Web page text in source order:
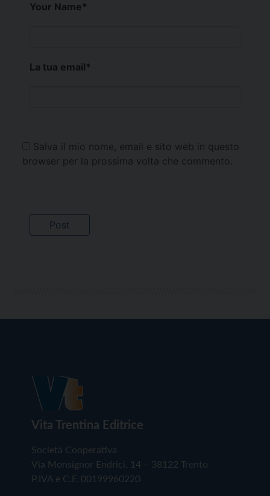
Your Name*
La tua email*
Salva il mio nome, email e sito web in questo
browser per la prossima volta che commento.
Vita Trentina Editrice
Società Cooperativa
Via Monsignor Endrici, 14 – 38122 Trento
P.IVA e C.F. 00199960220